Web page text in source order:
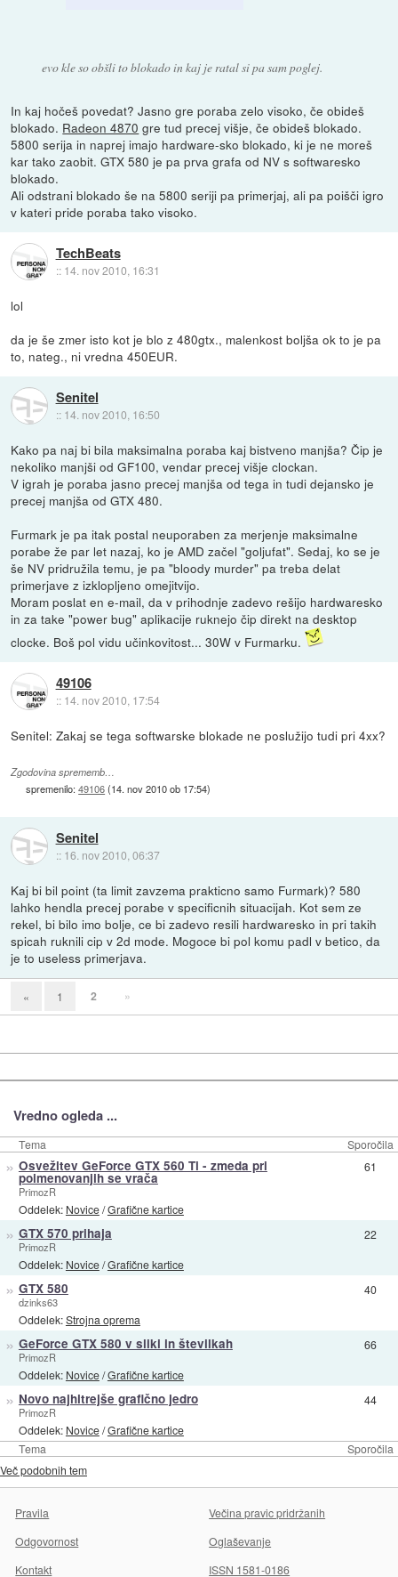
evo kle so obšli to blokado in kaj je ratal si pa sam poglej.
In kaj hočeš povedat? Jasno gre poraba zelo visoko, če obideš
blokado. Radeon 4870 gre tud precej višje, če obideš blokado.
5800 serija in naprej imajo hardware-sko blokado, ki je ne moreš
kar tako zaobit. GTX 580 je pa prva grafa od NV s softwaresko
blokado.
Ali odstrani blokado še na 5800 seriji pa primerjaj, ali pa poišči igro
v kateri pride poraba tako visoko.
TechBeats
:: 14. nov 2010, 16:31
lol
da je še zmer isto kot je blo z 480gtx., malenkost boljša ok to je pa
to, nateg., ni vredna 450EUR.
Senitel
:: 14. nov 2010, 16:50
Kako pa naj bi bila maksimalna poraba kaj bistveno manjša? Čip je
nekoliko manjši od GF100, vendar precej višje clockan.
V igrah je poraba jasno precej manjša od tega in tudi dejansko je
precej manjša od GTX 480.
Furmark je pa itak postal neuporaben za merjenje maksimalne
porabe že par let nazaj, ko je AMD začel "goljufat". Sedaj, ko se je
še NV pridružila temu, je pa "bloody murder" pa treba delat
primerjave z izklopljeno omejitvijo.
Moram poslat en e-mail, da v prihodnje zadevo rešijo hardwaresko
in za take "power bug" aplikacije ruknejo čip direkt na desktop
clocke. Boš pol vidu učinkovitost... 30W v Furmarku.
49106
:: 14. nov 2010, 17:54
Senitel: Zakaj se tega softwarske blokade ne poslužijo tudi pri 4xx?
Zgodovina sprememb…
spremenilo:49106(14. nov 2010 ob 17:54)
Senitel
:: 16. nov 2010, 06:37
Kaj bi bil point (ta limit zavzema prakticno samo Furmark)? 580
lahko hendla precej porabe v specificnih situacijah. Kot sem ze
rekel, bi bilo imo bolje, ce bi zadevo resili hardwaresko in pri takih
spicah ruknili cip v 2d mode. Mogoce bi pol komu padl v betico, da
je to useless primerjava.
« 1 2 »
Vredno ogleda ...
Tema Sporočila
Tema Sporočila
» Osvežitev GeForce GTX 560 Ti - zmeda pri
poimenovanjih se vrača
PrimozR
Oddelek: Novice/Grafične kartice
61
» GTX 570 prihaja
PrimozR
Oddelek: Novice/Grafične kartice
22
» GTX 580
dzinks63
Oddelek:Strojna oprema
40
» GeForce GTX 580 v sliki in številkah
PrimozR
Oddelek: Novice/Grafične kartice
66
» Novo najhitrejše grafično jedro
PrimozR
Oddelek: Novice/Grafične kartice
44
Več podobnih tem
Pravila
Večina pravic pridržanih
Odgovornost
Oglaševanje
Kontakt
ISSN 1581-0186